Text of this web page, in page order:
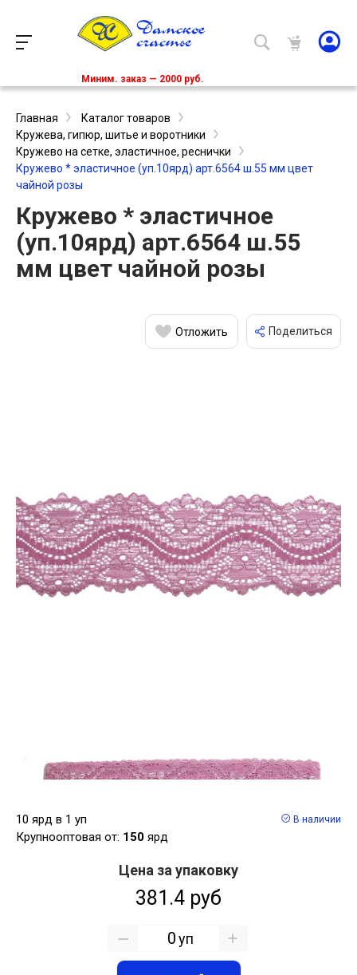
Миним. заказ — 2000 руб.
Главная
Каталог товаров
Кружева, гипюр, шитье и воротники
Кружево на сетке, эластичное, реснички
Кружево * эластичное (уп.10ярд) арт.6564 ш.55 мм цвет
чайной розы
Кружево * эластичное
(уп.10ярд) арт.6564 ш.55
мм цвет чайной розы
Отложить Поделиться
10 ярд в 1 уп
Крупнооптовая от: 150 ярд
В наличии
Цена за упаковку
381.4 руб
уп